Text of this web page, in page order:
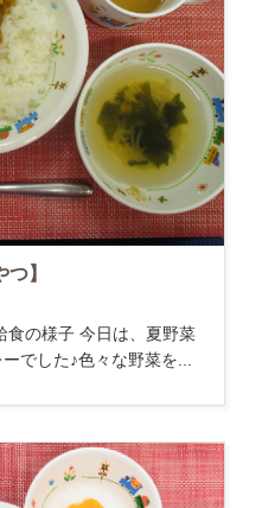
】
の様子 今日は、夏野菜
でした♪色々な野菜を...